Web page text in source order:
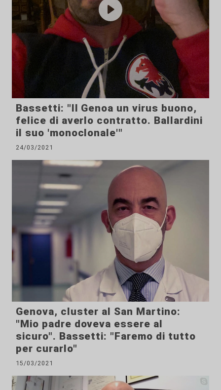
Bassetti: "Il Genoa un virus buono,
felice di averlo contratto. Ballardini
il suo 'monoclonale'"
24/03/2021
Genova, cluster al San Martino:
"Mio padre doveva essere al
sicuro". Bassetti: "Faremo di tutto
per curarlo"
15/03/2021